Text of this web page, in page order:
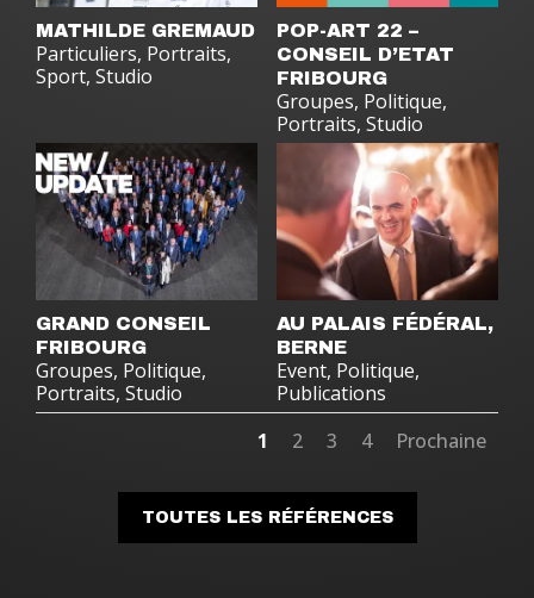
MATHILDE GREMAUD
Particuliers, Portraits,
Sport, Studio
POP-ART 22 –
CONSEIL D’ETAT
FRIBOURG
Groupes, Politique,
Portraits, Studio
GRAND CONSEIL
FRIBOURG
Groupes, Politique,
Portraits, Studio
AU PALAIS FÉDÉRAL,
BERNE
Event, Politique,
Publications
1
2 3 4 Prochaine
TOUTES LES RÉFÉRENCES